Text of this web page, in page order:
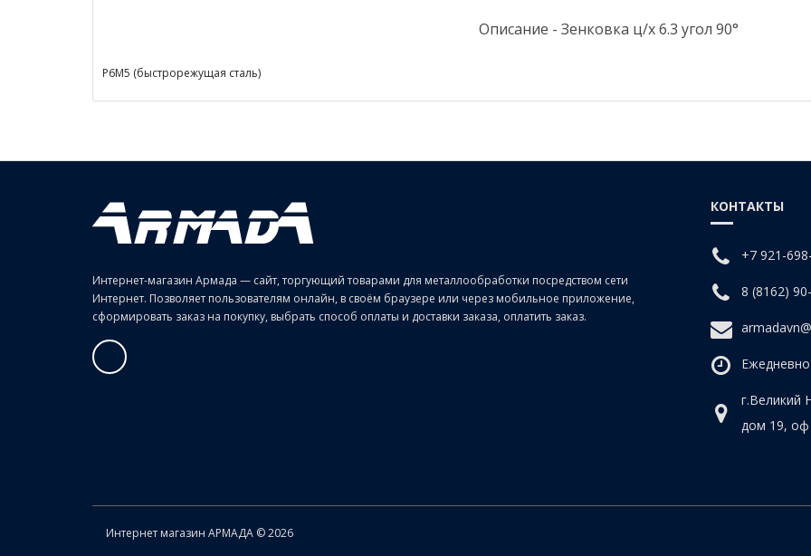
Описание - Зенковка ц/х 6.3 угол 90°
Р6М5 (быстрорежущая сталь)
Интернет-магазин Армада — сайт, торгующий товарами для металлообработки посредством сети
Интернет. Позволяет пользователям онлайн, в своём браузере или через мобильное приложение,
сформировать заказ на покупку, выбрать способ оплаты и доставки заказа, оплатить заказ.
КОНТАКТЫ
+7 921-
8 (8162)
г.Великий
дом 19, оф
Интернет магазин АРМАДА © 2026